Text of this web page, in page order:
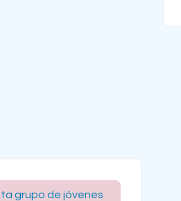
grupo de jóvenes